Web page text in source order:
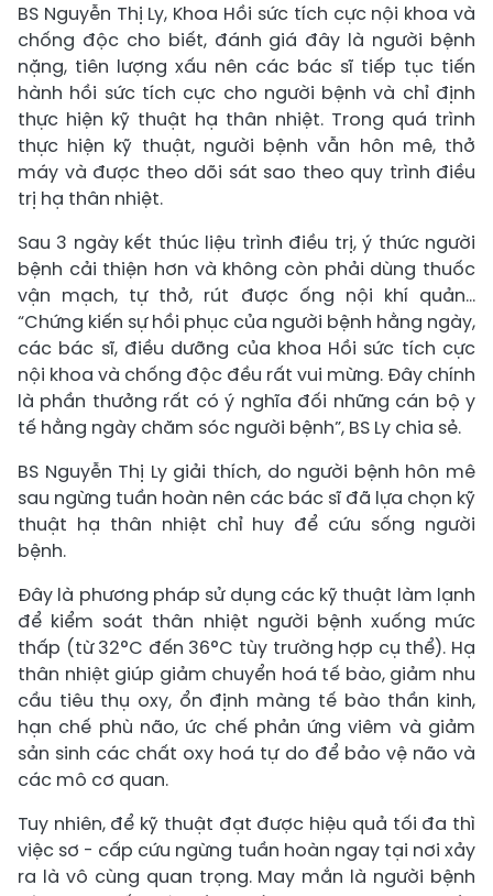
BS Nguyễn Thị Ly, Khoa Hồi sức tích cực nội khoa và
chống độc cho biết, đánh giá đây là người bệnh
nặng, tiên lượng xấu nên các bác sĩ tiếp tục tiến
hành hồi sức tích cực cho người bệnh và chỉ định
thực hiện kỹ thuật hạ thân nhiệt. Trong quá trình
thực hiện kỹ thuật, người bệnh vẫn hôn mê, thở
máy và được theo dõi sát sao theo quy trình điều
trị hạ thân nhiệt.
Sau 3 ngày kết thúc liệu trình điều trị, ý thức người
bệnh cải thiện hơn và không còn phải dùng thuốc
vận mạch, tự thở, rút được ống nội khí quản…
“Chứng kiến sự hồi phục của người bệnh hằng ngày,
các bác sĩ, điều dưỡng của khoa Hồi sức tích cực
nội khoa và chống độc đều rất vui mừng. Đây chính
là phần thưởng rất có ý nghĩa đối những cán bộ y
tế hằng ngày chăm sóc người bệnh”, BS Ly chia sẻ.
BS Nguyễn Thị Ly giải thích, do người bệnh hôn mê
sau ngừng tuần hoàn nên các bác sĩ đã lựa chọn kỹ
thuật hạ thân nhiệt chỉ huy để cứu sống người
bệnh.
Đây là phương pháp sử dụng các kỹ thuật làm lạnh
để kiểm soát thân nhiệt người bệnh xuống mức
thấp (từ 32°C đến 36°C tùy trường hợp cụ thể). Hạ
thân nhiệt giúp giảm chuyển hoá tế bào, giảm nhu
cầu tiêu thụ oxy, ổn định màng tế bào thần kinh,
hạn chế phù não, ức chế phản ứng viêm và giảm
sản sinh các chất oxy hoá tự do để bảo vệ não và
các mô cơ quan.
Tuy nhiên, để kỹ thuật đạt được hiệu quả tối đa thì
việc sơ - cấp cứu ngừng tuần hoàn ngay tại nơi xảy
ra là vô cùng quan trọng. May mắn là người bệnh